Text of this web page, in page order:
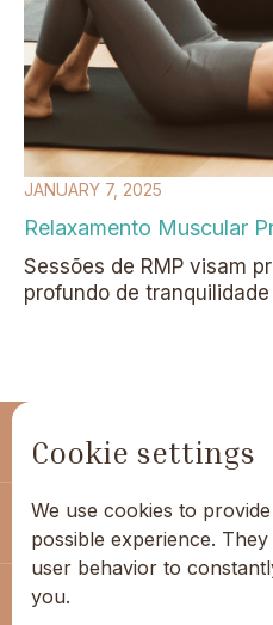
JANUARY 7, 2025
Relaxamento Muscular
Sessões de RMP visam
profundo de
(+351)
Cookie settings
We use cookies to
possible experience.
user behavior to
you.